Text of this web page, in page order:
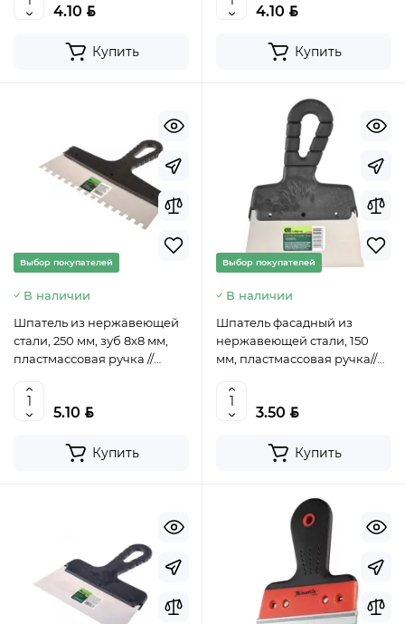
4.10 BYN
Купить
4.10 BYN
Купить
Выбор покупателей
В наличии
Шпатель из нержавеющей
стали, 250 мм, зуб 8х8 мм,
пластмассовая ручка //
5.10 BYN
Купить
Выбор покупателей
В наличии
Шпатель фасадный из
нержавеющей стали, 150
мм, пластмассовая ручка//
3.50 BYN
Купить